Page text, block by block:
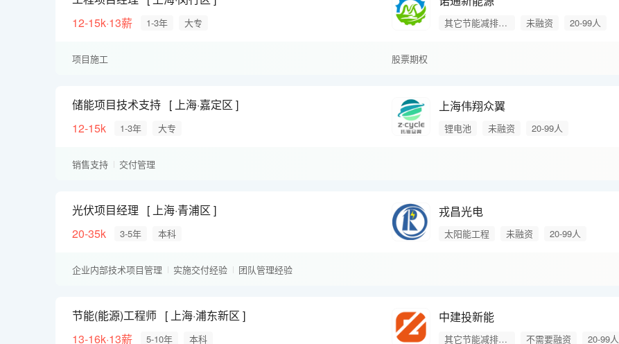
12-15k·13薪
1-3年 大专 其它节能减排产品 未融资 20-99人
项目施工 股票期权
储能项目技术支持
上海·嘉定区
12-15k
1-3年 大专
上海伟翔众翼
锂电池 未融资 20-99人
销售支持 交付管理
光伏项目经理
上海·青浦区
20-35k
3-5年 本科
戎昌光电
太阳能工程 未融资 20-99人
企业内部技术项目管理 实施交付经验 团队管理经验
节能(能源)工程师
上海·浦东新区
13-16k·13薪
5-10年 本科
中建投新能
其它节能减排产品 不需要融资 20-99人